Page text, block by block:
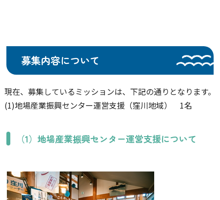
募集内容について
現在、募集しているミッションは、下記の通りとなります。
(1)地場産業振興センター運営支援（窪川地域） 1名
（1）地場産業振興センター運営支援について